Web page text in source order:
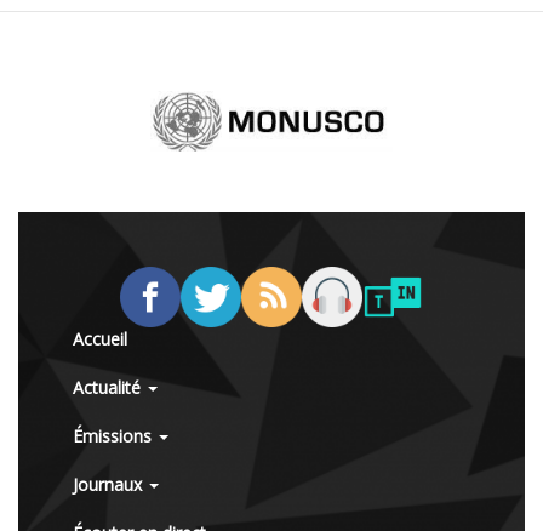
Accueil
Actualité
Émissions
Journaux